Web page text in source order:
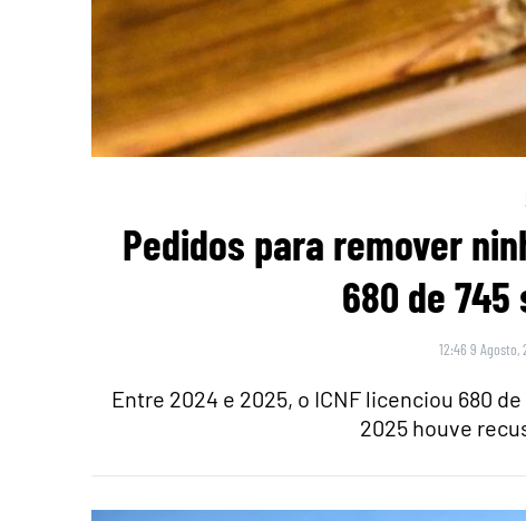
Pedidos para remover
680 de
12:46 9 Agosto,
Entre 2024 e 2025, o ICNF licenciou 680
2025 houve